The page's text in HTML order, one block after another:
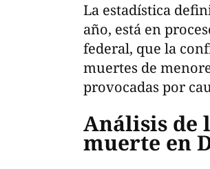
La estadística
año, está en
federal, que la
muertes de
provocadas por
Análisis de
muerte en